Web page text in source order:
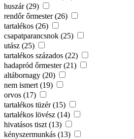
huszár (29)
rendőr őrmester (26)
tartalékos (26)
csapatparancsnok (25)
utász (25)
tartalékos százados (22)
hadapród őrmester (21)
altábornagy (20)
nem ismert (19)
orvos (17)
tartalékos tüzér (15)
tartalékos lövész (14)
hivatásos tiszt (13)
kényszermunkás (13)